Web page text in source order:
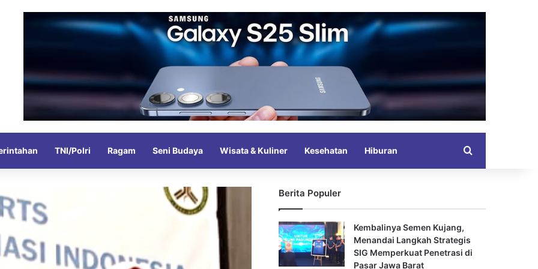
TNI/Polri Ragam Seni Budaya Wisata & Kuliner Kesehatan Hiburan
Berita Populer
Kembalinya Semen Kujang,
Menandai Langkah Strategis
SIG Memperkuat Penetrasi di
Pasar Jawa Barat